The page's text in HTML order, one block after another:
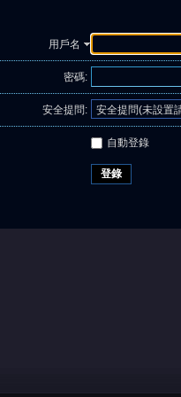
用戶名
密碼:
安全提問:
自動登錄
登錄